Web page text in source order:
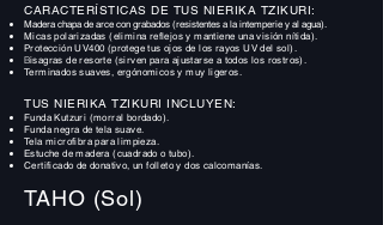
CARACTERÍSTICAS DE TUS NIERIKA TZIKURI:
Madera chapa de arce con grabados (resistentes a la intemperie y al agua).
Micas polarizadas (elimina reflejos y mantiene una visión nítida).
Protección UV400 (protege tus ojos de los rayos UV del sol).
Bisagras de resorte (sirven para ajustarse a todos los rostros).
Terminados suaves, ergónomicos y muy ligeros.
TUS NIERIKA TZIKURI INCLUYEN:
Funda Kutzuri (morral bordado).
Funda negra de tela suave.
Tela microfibra para limpieza.
Estuche de madera (cuadrado o tubo).
Certificado de donativo, un folleto y dos calcomanías.
TAHO (Sol)